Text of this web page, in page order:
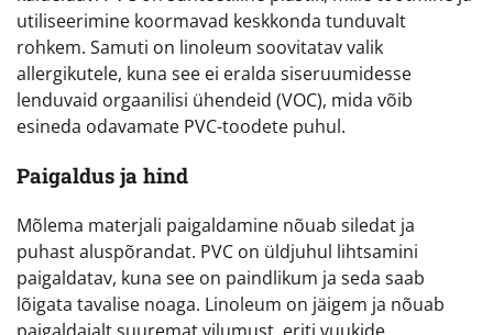
utiliseerimine koormavad keskkonda tunduvalt
rohkem. Samuti on linoleum soovitatav valik
allergikutele, kuna see ei eralda siseruumidesse
lenduvaid orgaanilisi ühendeid (VOC), mida võib
esineda odavamate PVC-toodete puhul.
Paigaldus ja hind
Mõlema materjali paigaldamine nõuab siledat ja
puhast aluspõrandat. PVC on üldjuhul lihtsamini
paigaldatav, kuna see on paindlikum ja seda saab
lõigata tavalise noaga. Linoleum on jäigem ja nõuab